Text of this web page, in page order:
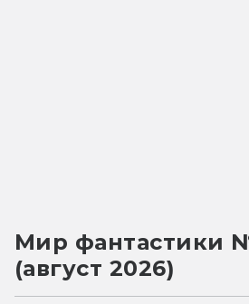
Мир фантастики
(август 2026)